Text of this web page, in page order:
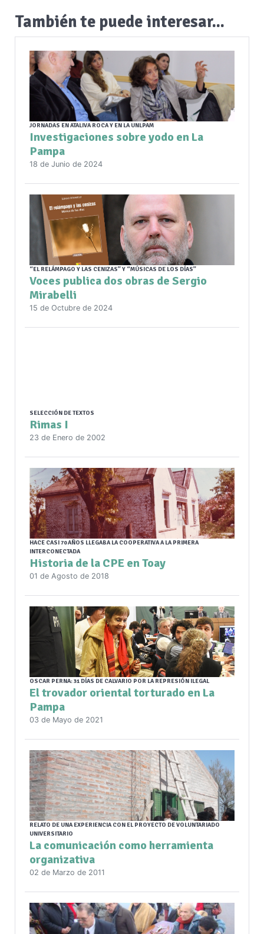
También te puede interesar...
JORNADAS EN ATALIVA ROCA Y EN LA UNLPAM
Investigaciones sobre yodo en La
Pampa
18 de Junio de 2024
“EL RELÁMPAGO Y LAS CENIZAS” Y “MÚSICAS DE LOS DÍAS”
Voces publica dos obras de Sergio
Mirabelli
15 de Octubre de 2024
SELECCIÓN DE TEXTOS
Rimas I
23 de Enero de 2002
HACE CASI 70 AÑOS LLEGABA LA COOPERATIVA A LA PRIMERA
INTERCONECTADA
Historia de la CPE en Toay
01 de Agosto de 2018
OSCAR PERNA: 31 DÍAS DE CALVARIO POR LA REPRESIÓN ILEGAL
El trovador oriental torturado en La
Pampa
03 de Mayo de 2021
RELATO DE UNA EXPERIENCIA CON EL PROYECTO DE VOLUNTARIADO
UNIVERSITARIO
La comunicación como herramienta
organizativa
02 de Marzo de 2011